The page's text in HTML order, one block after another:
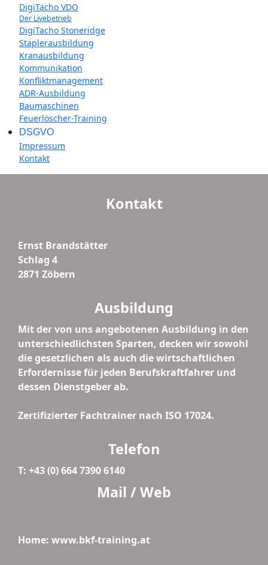
DigiTacho VDO
Der Livebetrieb
DigiTacho Stoneridge
Staplerausbildung
Kranausbildung
Kommunikation
Konfliktmanagement
ADR-Ausbildung
Baumaschinen
Feuerlöscher-Training
DSGVO
Impressum
Kontakt
Kontakt
Ernst Brandstätter
Schlag 4
2871 Zöbern
Ausbildung
Mit der von uns angebotenen Ausbildung in den
unterschiedlichsten Sparten, decken wir sowohl
die gesetzlichen als auch die wirtschaftlichen
Erfordernisse für jeden Berufskraftfahrer und
dessen Dienstgeber ab.
Zertifizierter Fachtrainer nach ISO 17024.
Telefon
T: +43 (0) 664 7390 6140
Mail / Web
Home: www.bkf-training.at